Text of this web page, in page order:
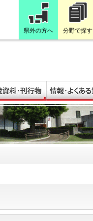
県外の方へ 分野で探す